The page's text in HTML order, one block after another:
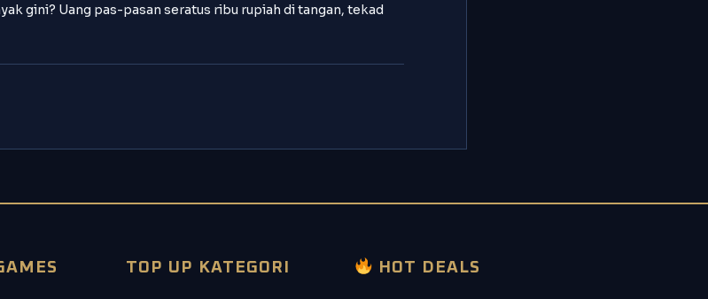
gini? Uang pas-pasan seratus ribu rupiah di tangan, tekad
TOP UP KATEGORI HOT DEALS